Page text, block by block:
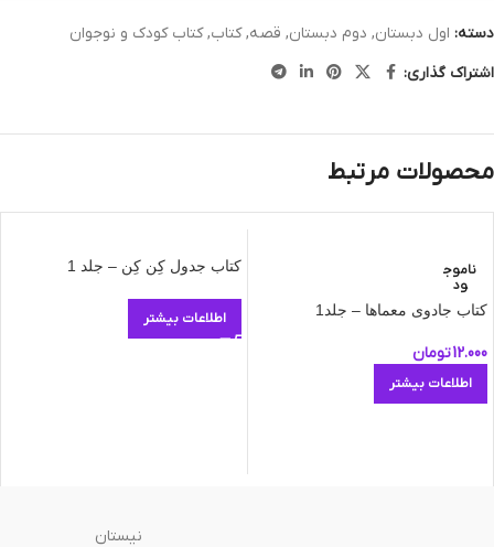
دسته: اول دبستان, دوم دبستان, قصه, کتاب, کتاب کودک و نوجوان
اشتراک گذاری:
محصولات مرتبط
ناموج
ود
کتاب جادوی معماها – جلد1
12.000تومان
اطلاعات بیشتر
کتاب جدول کِن کِن – جلد 1
اطلاعات بیشتر
نیستان